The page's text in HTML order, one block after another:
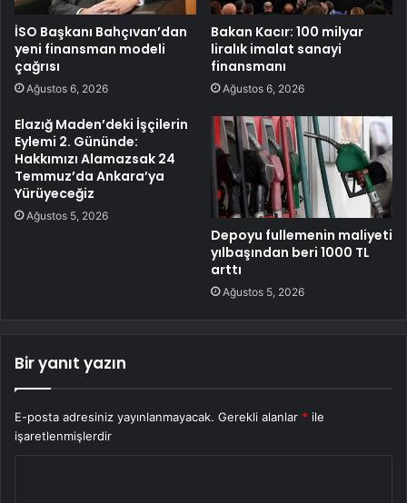
İSO Başkanı Bahçıvan’dan
yeni finansman modeli
çağrısı
Ağustos 6, 2026
Bakan Kacır: 100 milyar
liralık imalat sanayi
finansmanı
Ağustos 6, 2026
Elazığ Maden’deki İşçilerin
Eylemi 2. Gününde:
Hakkımızı Alamazsak 24
Temmuz’da Ankara’ya
Yürüyeceğiz
Ağustos 5, 2026
Depoyu fullemenin maliyeti
yılbaşından beri 1000 TL
arttı
Ağustos 5, 2026
Bir yanıt yazın
E-posta adresiniz yayınlanmayacak. Gerekli alanlar * ile
işaretlenmişlerdir